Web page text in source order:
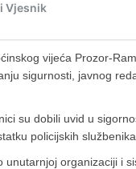
vijeća Prozor-
sigurnosti, javnog
su dobili uvid u
policijskih službenika.
unutarnjoj organizaciji i